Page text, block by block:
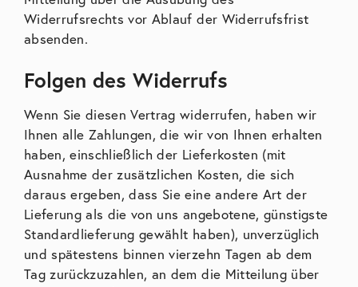
Widerrufsrechts vor Ablauf der Widerrufsfrist
absenden.
Folgen des Widerrufs
Wenn Sie diesen Vertrag widerrufen, haben wir
Ihnen alle Zahlungen, die wir von Ihnen erhalten
haben, einschließlich der Lieferkosten (mit
Ausnahme der zusätzlichen Kosten, die sich
daraus ergeben, dass Sie eine andere Art der
Lieferung als die von uns angebotene, günstigste
Standardlieferung gewählt haben), unverzüglich
und spätestens binnen vierzehn Tagen ab dem
Tag zurückzuzahlen, an dem die Mitteilung über